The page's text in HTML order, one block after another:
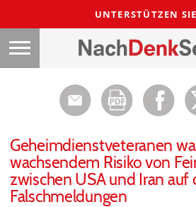
UNTERSTÜTZEN
Geheimdienstveteranen
wachsendem Risiko von
zwischen USA und Iran auf
Falschmeldungen